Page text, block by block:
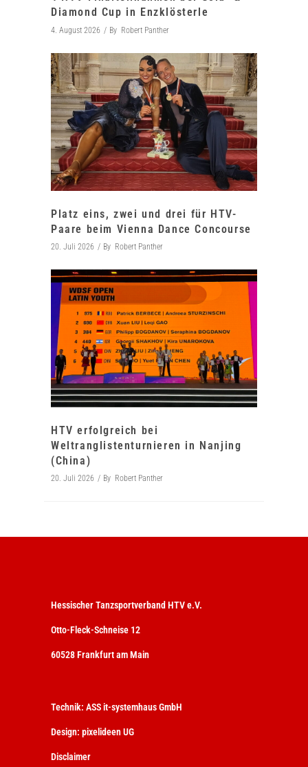
Diamond Cup in Enzklösterle
4. August 2026 By Robert Panther
Platz eins, zwei und drei für HTV-
Paare beim Vienna Dance Concourse
20. Juli 2026 By Robert Panther
HTV erfolgreich bei
Weltranglistenturnieren in Nanjing
(China)
20. Juli 2026 By Robert Panther
Hessischer Tanzsportverband HTV e.V.
Otto-Fleck-Schneise 12
60528 Frankfurt am Main
Technik: ASS it-systemhaus GmbH
Design: pixelideen UG
Disclaimer